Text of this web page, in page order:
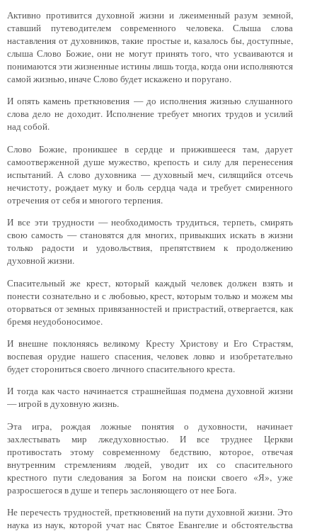
Активно противится духовной жизни и лжеименный разум земной,
ставший путеводителем современного человека. Слыша слова
наставления от духовников, такие простые и, казалось бы, доступные,
слыша Слово Божие, они не могут принять того, что усваиваются и
понимаются эти жизненные истины лишь тогда, когда они исполняются
самой жизнью, иначе Слово будет искажено и поругано.
И опять камень преткновения — до исполнения жизнью слушанного
слова дело не доходит. Исполнение требует многих трудов и усилий
над собой.
Слово Божие, проникшее в сердце и прижившееся там, дарует
самоотверженной душе мужество, крепость и силу для перенесения
испытаний. А слово духовника — духовный меч, силящийся отсечь
нечистоту, рождает муку и боль сердца чада и требует смиренного
отречения от себя и многого терпения.
И все эти трудности — необходимость трудиться, терпеть, смирять
свою самость — становятся для многих, привыкших искать в жизни
только радости и удовольствия, препятствием к продолжению
духовной жизни.
Спасительный же крест, который каждый человек должен взять и
понести сознательно и с любовью, крест, которым только и можем мы
оторваться от земных привязанностей и пристрастий, отвергается, как
бремя неудобоносимое.
И внешне поклоняясь великому Кресту Христову и Его Страстям,
воспевая орудие нашего спасения, человек ловко и изобретательно
будет сторониться своего личного спасительного креста.
И тогда как часто начинается страшнейшая подмена духовной жизни
— игрой в духовную жизнь.
Эта игра, рождая ложные понятия о духовности, начинает
захлестывать мир лжедуховностью. И все труднее Церкви
противостать этому современному бедствию, которое, отвечая
внутренним стремлениям людей, уводит их со спасительного
крестного пути следования за Богом на поиски своего «Я», уже
разросшегося в душе и теперь заслоняющего от нее Бога.
Не перечесть трудностей, преткновений на пути духовной жизни. Это
наука из наук, которой учат нас Святое Евангелие и обстоятельства